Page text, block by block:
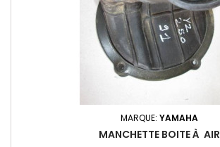
MARQUE: YAMAHA
MANCHETTE BOITE À AIR